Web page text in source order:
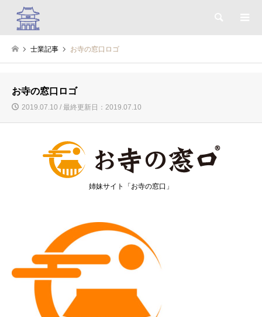
士業記事 お寺の窓口ロゴ
お寺の窓口ロゴ
2019.07.10 / 最終更新日：2019.07.10
姉妹サイト「お寺の窓口」